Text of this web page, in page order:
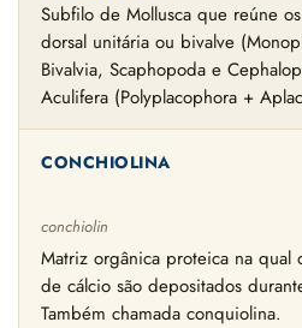
Subfilo de Mollusca que reúne
dorsal unitária ou bivalve
Bivalvia, Scaphopoda e
Aculifera (Polyplacophora +
CONCHIOLINA
conchiolin
Matriz orgânica proteica na qual
de cálcio são depositados
Também chamada conquiolina.